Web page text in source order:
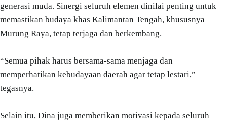
generasi muda. Sinergi seluruh elemen dinilai penting untuk
memastikan budaya khas Kalimantan Tengah, khususnya
Murung Raya, tetap terjaga dan berkembang.
“Semua pihak harus bersama-sama menjaga dan
memperhatikan kebudayaan daerah agar tetap lestari,”
tegasnya.
Selain itu, Dina juga memberikan motivasi kepada seluruh